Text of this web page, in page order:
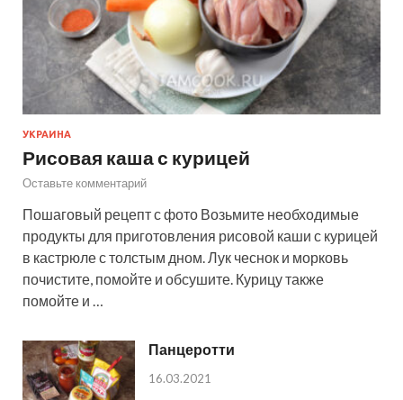
УКРАИНА
Рисовая каша с курицей
Оставьте комментарий
Пошаговый рецепт с фото Возьмите необходимые
продукты для приготовления рисовой каши с курицей
в кастрюле с толстым дном. Лук чеснок и морковь
почистите, помойте и обсушите. Курицу также
помойте и …
Панцеротти
16.03.2021